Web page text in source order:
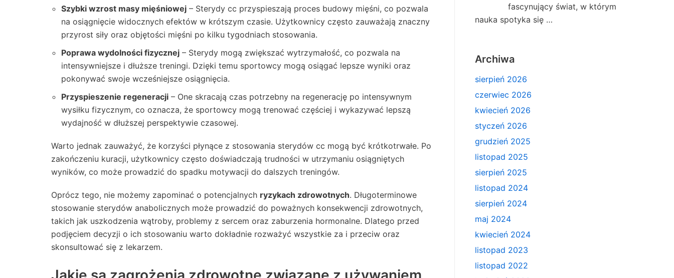
Szybki wzrost masy mięśniowej – Sterydy cc przyspieszają proces budowy mięśni, co pozwala
na osiągnięcie widocznych efektów w krótszym czasie. Użytkownicy często zauważają znaczny
przyrost siły oraz objętości mięśni po kilku tygodniach stosowania.
Poprawa wydolności fizycznej – Sterydy mogą zwiększać wytrzymałość, co pozwala na
intensywniejsze i dłuższe treningi. Dzięki temu sportowcy mogą osiągać lepsze wyniki oraz
pokonywać swoje wcześniejsze osiągnięcia.
Przyspieszenie regeneracji – One skracają czas potrzebny na regenerację po intensywnym
wysiłku fizycznym, co oznacza, że sportowcy mogą trenować częściej i wykazywać lepszą
wydajność w dłuższej perspektywie czasowej.
Warto jednak zauważyć, że korzyści płynące z stosowania sterydów cc mogą być krótkotrwałe. Po
zakończeniu kuracji, użytkownicy często doświadczają trudności w utrzymaniu osiągniętych
wyników, co może prowadzić do spadku motywacji do dalszych treningów.
Oprócz tego, nie możemy zapominać o potencjalnych ryzykach zdrowotnych. Długoterminowe
stosowanie sterydów anabolicznych może prowadzić do poważnych konsekwencji zdrowotnych,
takich jak uszkodzenia wątroby, problemy z sercem oraz zaburzenia hormonalne. Dlatego przed
podjęciem decyzji o ich stosowaniu warto dokładnie rozważyć wszystkie za i przeciw oraz
skonsultować się z lekarzem.
fascynujący świat, w którym
nauka spotyka się …
Archiwa
sierpień 2026
czerwiec 2026
kwiecień 2026
styczeń 2026
grudzień 2025
listopad 2025
sierpień 2025
listopad 2024
sierpień 2024
maj 2024
kwiecień 2024
listopad 2023
listopad 2022